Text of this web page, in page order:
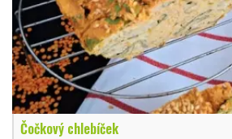
Čočkový chlebíček